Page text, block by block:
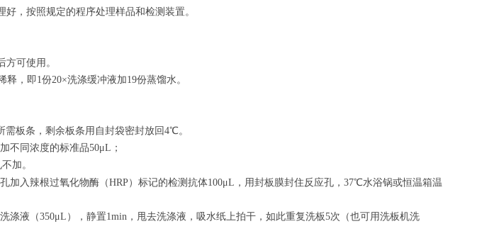
，按照规定的程序处理样品和检测装置。
可使用。
，即1份20×洗涤缓冲液加19份蒸馏水。
板条，剩余板条用自封袋密封放回4℃。
不同浓度的标准品50μL；
加。
加入辣根过氧化物酶（HRP）标记的检测抗体100μL，用封板膜封住反应孔，37℃水浴锅或恒温箱温
涤液 （350μL ）
，静置1min，甩去洗涤液，吸水纸上拍干，如此重复洗板5次（也可用洗板机洗